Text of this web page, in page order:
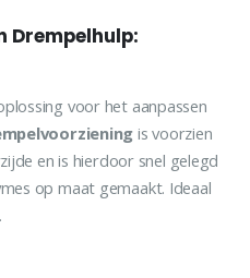
Drempelhulp:
voor het aanpassen
is voorzien
en is hierdoor snel gelegd
op maat gemaakt. Ideaal
.